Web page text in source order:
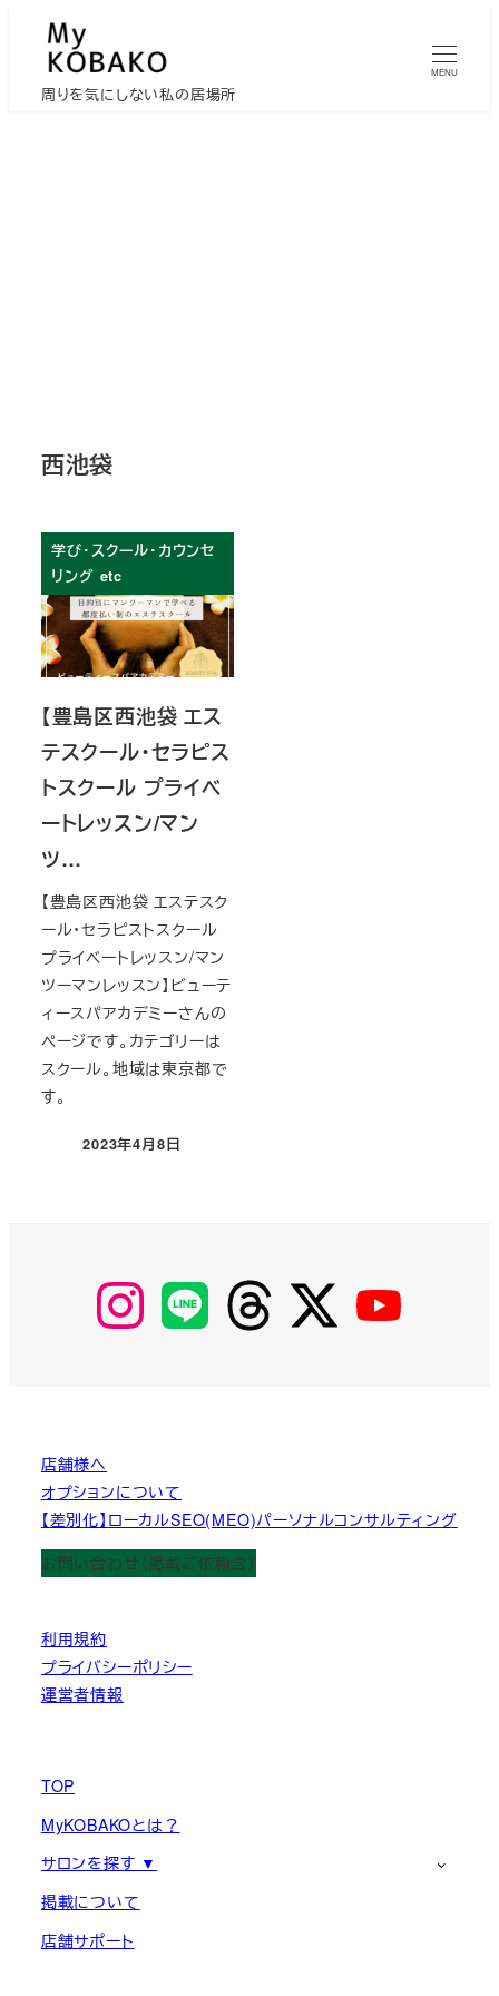
周りを気にしない私の居場所
MENU
西池袋
学び・スクール・カウンセ
リング etc
【豊島区西池袋 エス
テスクール・セラピス
トスクール プライベ
ートレッスン/マン
ツ…
【豊島区西池袋 エステスク
ール・セラピストスクール
プライベートレッスン/マン
ツーマンレッスン】ビューテ
ィースパアカデミーさんの
ページです。カテゴリーは
スクール。地域は東京都で
す。
投稿日
2023年4月8日
【Instagram】
MyKOBAKO
【LINE】 【threads】 【Twitter】
店舗様へ
オプションについて
【差別化】ローカルSEO(MEO)パーソナルコンサルティング
お問い合わせ（掲載ご依頼含）
利用規約
プライバシーポリシー
運営者情報
TOP
MyKOBAKOとは？
サロンを探す ▼
掲載について
店舗サポート